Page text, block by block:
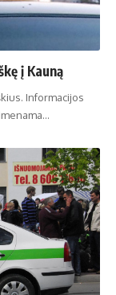
į Kauną
Informacijos